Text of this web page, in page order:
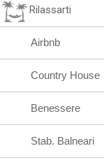
Rilassarti
Airbnb
Country House
Benessere
Stab. Balneari